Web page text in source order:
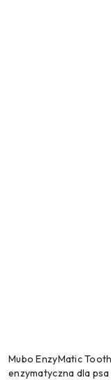
Mubo EnzyMatic
enzymatyczna dla